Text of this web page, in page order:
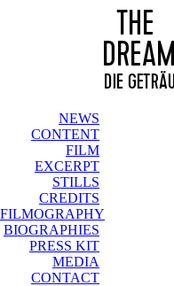
NEWS
CONTENT
FILM
EXCERPT
STILLS
CREDITS
FILMOGRAPHY
BIOGRAPHIES
PRESS KIT
MEDIA
CONTACT